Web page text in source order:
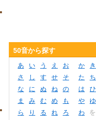
50音から探す
あ い う え お か き
さ
し す せ そ た ち
な
に ぬ ね の は ひ
ま
み む め も や ゆ
ら
り る れ ろ わ を